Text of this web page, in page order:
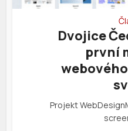
Dvojice
první
Projekt